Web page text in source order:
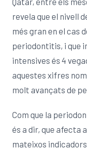
revela que el nivell
més gran en el cas
periodontitis, i que
intensives és 4
aquestes xifres
molt avançats de
Com que la
és a dir, que afecta
mateixos